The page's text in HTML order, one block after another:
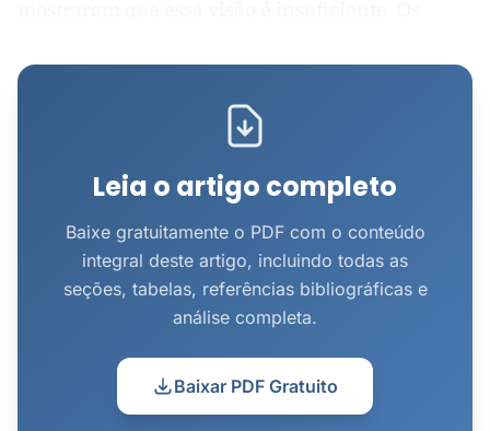
a propensão da marca a ser notada ou lembrada
em situações de compra — que vai além da
simples menção top of mind que dominava as
métricas anteriores.
Do ponto de vista eco...
Leia o artigo completo
Baixe gratuitamente o PDF com o conteúdo
integral deste artigo, incluindo todas as
seções, tabelas, referências bibliográficas e
análise completa.
Baixar PDF Gratuito